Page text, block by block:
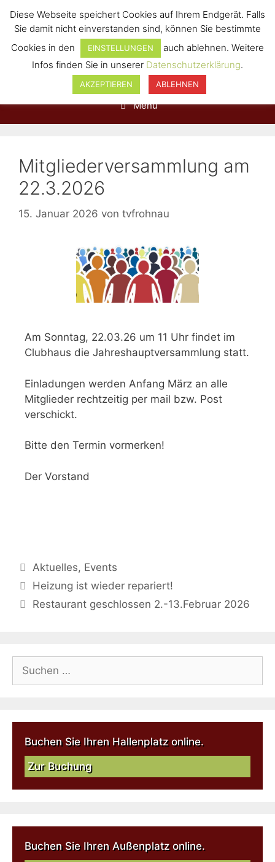
Menü
Mitgliederversammlung am
22.3.2026
15. Januar 2026 von tvfrohnau
Am Sonntag, 22.03.26 um 11 Uhr findet im
Clubhaus die Jahreshauptversammlung statt.
Einladungen werden Anfang März an alle
Mitglieder rechtzeitig per mail bzw. Post
verschickt.
Bitte den Termin vormerken!
Der Vorstand
Aktuelles, Events
Heizung ist wieder repariert!
Restaurant geschlossen 2.-13.Februar 2026
Buchen Sie Ihren Hallenplatz online.
Zur Buchung
Buchen Sie Ihren Außenplatz online.
Diese Webseite speichert Cookies auf Ihrem Endgerät. Falls
Sie damit nicht einverstanden sind, können Sie bestimmte
Cookies in den
EINSTELLUNGEN
auch ablehnen. Weitere
Infos finden Sie in unserer Datenschutzerklärung.
AKZEPTIEREN ABLEHNEN